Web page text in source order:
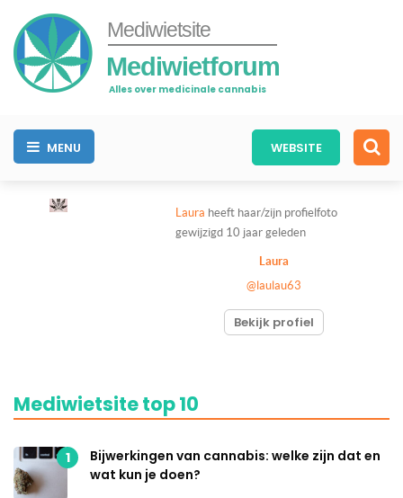
Mediwietsite
Mediwietforum
Alles over medicinale cannabis
MENU WEBSITE
Laura heeft haar/zijn profielfoto
gewijzigd 10 jaar geleden
Laura
@laulau63
Bekijk profiel
Mediwietsite top 10
1
Bijwerkingen van cannabis: welke zijn dat en
wat kun je doen?